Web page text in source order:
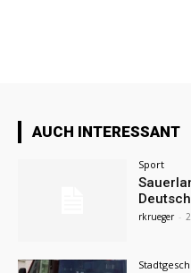
AUCH INTERESSANT
Sport
rkrueger -